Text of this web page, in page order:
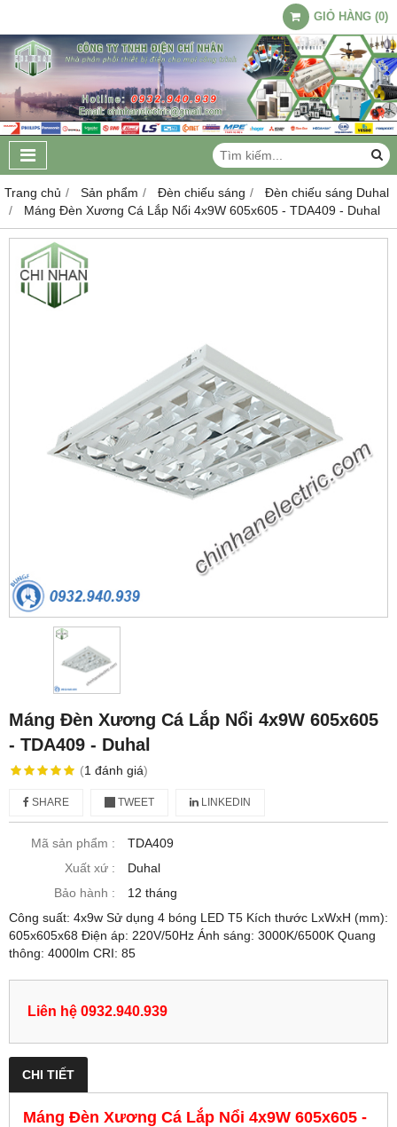
GIỎ HÀNG (0)
Trang chủ Sản phẩm Đèn chiếu sáng
Đèn chiếu sáng Duhal
Máng Đèn Xương Cá Lắp Nổi 4x9W 605x605 - TDA409 - Duhal
Máng Đèn Xương Cá Lắp Nổi 4x9W 605x605
- TDA409 - Duhal
(1 đánh giá)
SHARE TWEET LINKEDIN
Mã sản phẩm :
TDA409
Xuất xứ :
Duhal
Bảo hành :
12 tháng
Công suất: 4x9w Sử dụng 4 bóng LED T5 Kích thước LxWxH (mm):
605x605x68 Điện áp: 220V/50Hz Ánh sáng: 3000K/6500K Quang
thông: 4000lm CRI: 85
Liên hệ 0932.940.939
CHI TIẾT
Máng Đèn Xương Cá Lắp Nổi 4x9W 605x605 -